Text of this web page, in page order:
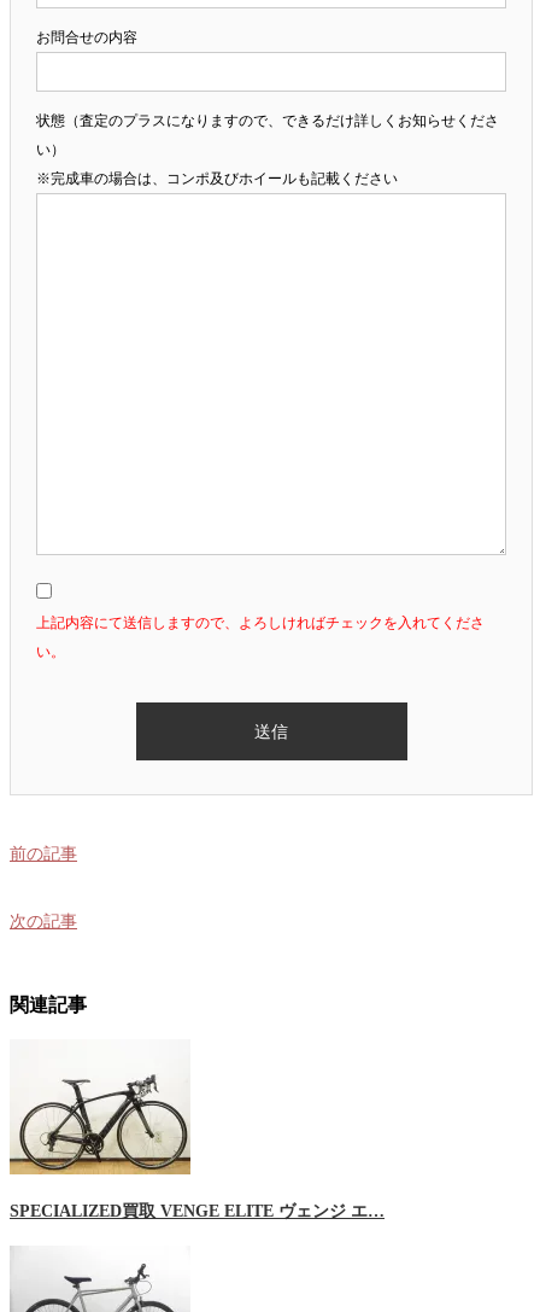
お問合せの内容
状態（査定のプラスになりますので、できるだけ詳しくお知らせくださ
い）
※完成車の場合は、コンポ及びホイールも記載ください
上記内容にて送信しますので、よろしければチェックを入れてくださ
い。
前の記事
次の記事
関連記事
SPECIALIZED買取 VENGE ELITE ヴェンジ エ…